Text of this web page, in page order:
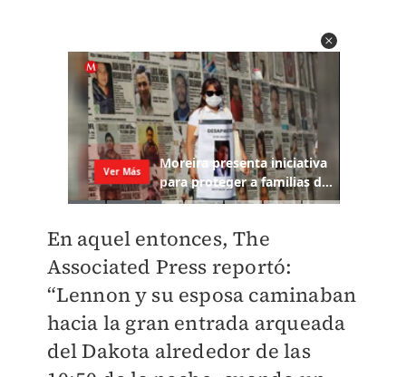
En aquel entonces, The
Associated Press reportó:
“Lennon y su esposa caminaban
hacia la gran entrada arqueada
del Dakota alrededor de las